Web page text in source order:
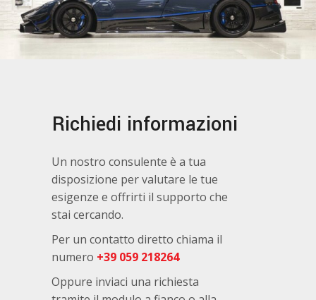
Richiedi informazioni
Un nostro consulente è a tua
disposizione per valutare le tue
esigenze e offrirti il supporto che
stai cercando.
Per un contatto diretto chiama il
numero +39 059 218264
Oppure inviaci una richiesta